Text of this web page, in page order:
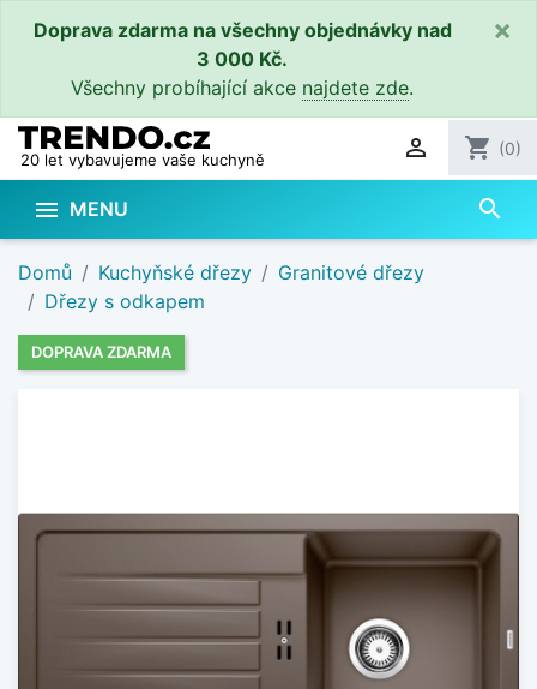
Doprava zdarma na všechny objednávky nad
3 000 Kč.
Všechny probíhající akce najdete zde.
×
20 let vybavujeme vaše kuchyně  shopping_cart (0)
 MENU search
Domů Kuchyňské dřezy
Granitové dřezy
Dřezy s odkapem
DOPRAVA ZDARMA